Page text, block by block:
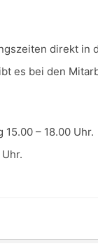
direkt
es bei den
– 18.00 Uhr.